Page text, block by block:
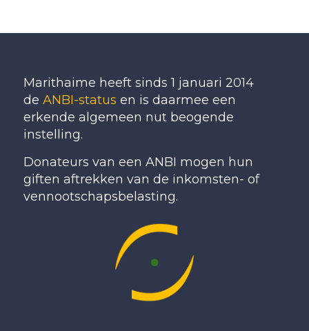
Marithaime heeft sinds 1 januari 2014
de ANBI-status en is daarmee een
erkende algemeen nut beogende
instelling.
Donateurs van een ANBI mogen hun
giften aftrekken van de inkomsten- of
vennootschapsbelasting.